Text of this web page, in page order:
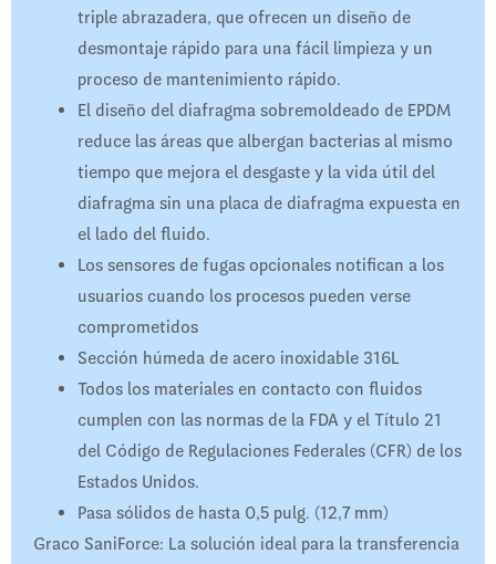
triple abrazadera, que ofrecen un diseño de
desmontaje rápido para una fácil limpieza y un
proceso de mantenimiento rápido.
El diseño del diafragma sobremoldeado de EPDM
reduce las áreas que albergan bacterias al mismo
tiempo que mejora el desgaste y la vida útil del
diafragma sin una placa de diafragma expuesta en
el lado del fluido.
Los sensores de fugas opcionales notifican a los
usuarios cuando los procesos pueden verse
comprometidos
Sección húmeda de acero inoxidable 316L
Todos los materiales en contacto con fluidos
cumplen con las normas de la FDA y el Título 21
del Código de Regulaciones Federales (CFR) de los
Estados Unidos.
Pasa sólidos de hasta 0,5 pulg. (12,7 mm)
Graco SaniForce: La solución ideal para la transferencia